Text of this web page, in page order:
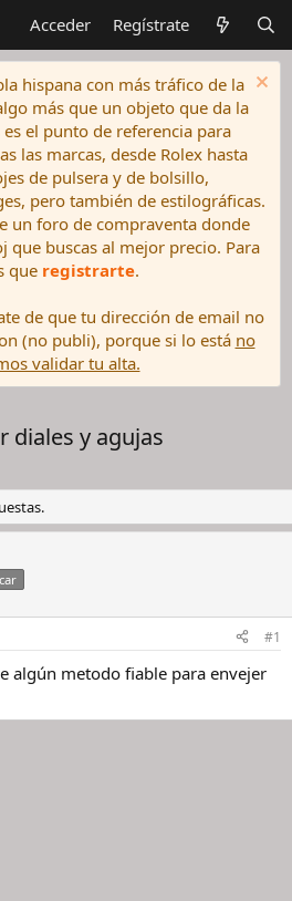
Acceder Regístrate
hispana con más tráfico de la
más que un objeto que da la
es el punto de referencia para
las marcas, desde Rolex hasta
de pulsera y de bolsillo,
pero también de estilográficas.
un foro de compraventa donde
que buscas al mejor precio. Para
que registrarte.
de que tu dirección de email no
(no publi), porque si lo está no
validar tu alta.
diales y agujas
#1
algún metodo fiable para envejer